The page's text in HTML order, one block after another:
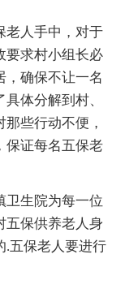
老人手中，对于
要求村小组长必
，确保不让一名
体分解到村、
些行动不便，
保证每名五保老
卫生院为每一位
五保供养老人身
.五保老人要进行